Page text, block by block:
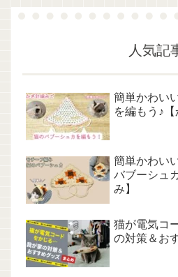
人気記
簡単かわい
を編もう♪【
簡単かわい
バブーシュ
み】
猫が電気コ
の対策＆お